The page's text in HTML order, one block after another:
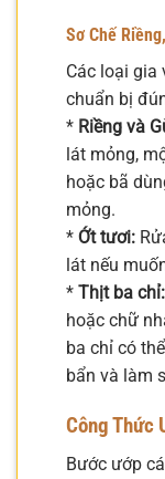
Sơ Chế
Các loại gia
chuẩn bị
* Riềng và
lát mỏng,
hoặc bã
mỏng.
* Ớt tươi:
lát nếu
* Thịt ba chỉ:
hoặc chữ
ba chỉ có
bẩn và làm
Công Thức
Bước ướp